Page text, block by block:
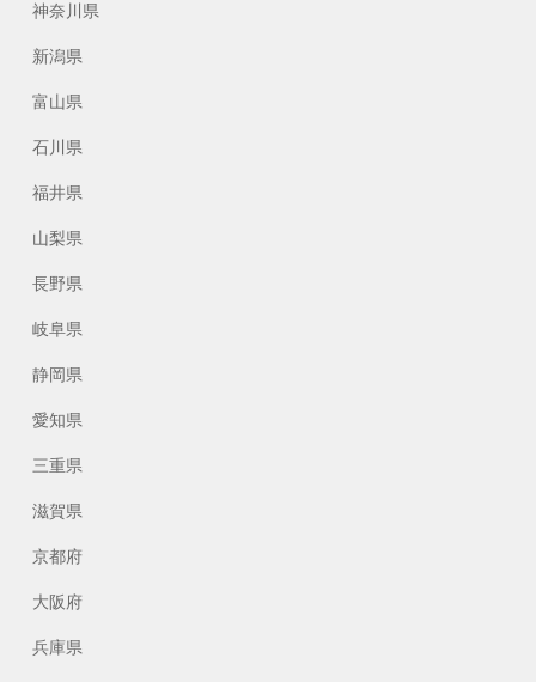
神奈川県
新潟県
富山県
石川県
福井県
山梨県
長野県
岐阜県
静岡県
愛知県
三重県
滋賀県
京都府
大阪府
兵庫県